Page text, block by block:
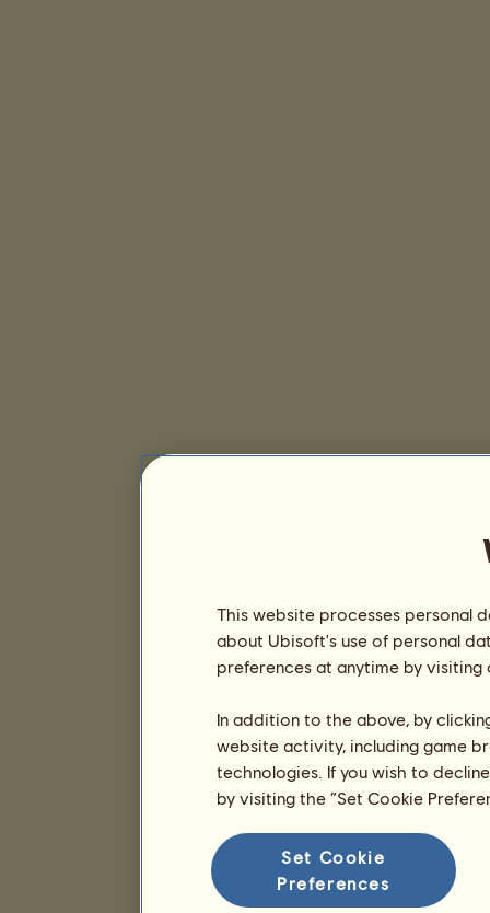
This website processes personal
about Ubisoft's use of personal
preferences at anytime by
In addition to the above, by
website activity, including game
technologies. If you wish to
by visiting the “Set Cookie
Set Cookie
Preferences